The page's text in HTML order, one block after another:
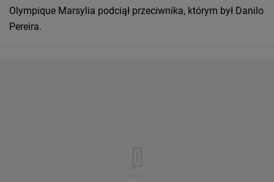
Olympique Marsylia podciął przeciwnika, którym był Danilo
Pereira.